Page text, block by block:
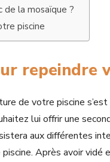
de la mosaïque ?
piscine
repeindre
de votre piscine
lui offrir une
aux différentes
Après avoir vidé